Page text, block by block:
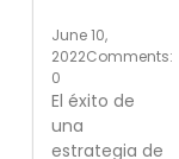
June 10,
2022Comments:
0
El éxito de
una
estrategia de